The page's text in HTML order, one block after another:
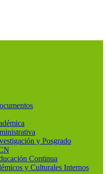
y Posgrado
Continua
y Culturales Internos